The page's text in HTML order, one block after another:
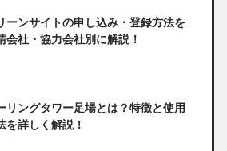
ーンサイトの申し込み・登録方法を
会社・協力会社別に解説！
リングタワー足場とは？特徴と使用
を詳しく解説！